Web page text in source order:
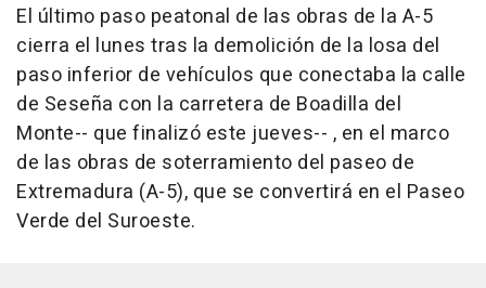
El último paso peatonal de las obras de la A-5
cierra el lunes tras la demolición de la losa del
paso inferior de vehículos que conectaba la calle
de Seseña con la carretera de Boadilla del
Monte-- que finalizó este jueves-- , en el marco
de las obras de soterramiento del paseo de
Extremadura (A-5), que se convertirá en el Paseo
Verde del Suroeste.